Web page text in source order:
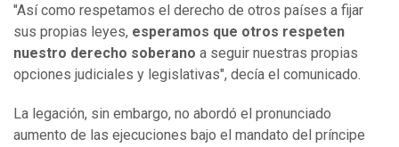
"Así como respetamos el derecho de otros países a fijar
sus propias leyes, esperamos que otros respeten
nuestro derecho soberano a seguir nuestras propias
opciones judiciales y legislativas", decía el comunicado.
La legación, sin embargo, no abordó el pronunciado
aumento de las ejecuciones bajo el mandato del príncipe